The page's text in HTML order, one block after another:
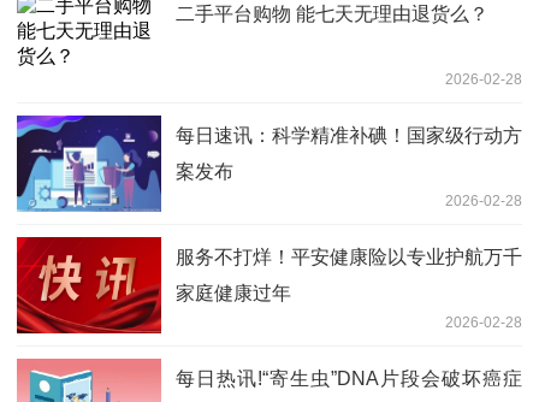
二手平台购物 能七天无理由退货么？
2026-02-28
每日速讯：科学精准补碘！国家级行动方
案发布
2026-02-28
服务不打烊！平安健康险以专业护航万千
家庭健康过年
2026-02-28
每日热讯!“寄生虫”DNA片段会破坏癌症